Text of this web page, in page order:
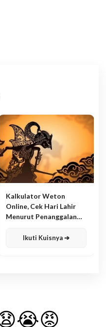
Kalkulator Weton
Online, Cek Hari Lahir
Menurut Penanggalan
Ikuti Kuisnya ➔
😭😡